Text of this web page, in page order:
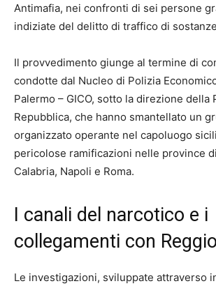
Antimafia, nei confronti di sei persone
indiziate del delitto di traffico di
Il provvedimento giunge al termine di
condotte dal Nucleo di Polizia
Palermo – GICO, sotto la direzione della
Repubblica, che hanno smantellato un
organizzato operante nel capoluogo
pericolose ramificazioni nelle province
Calabria, Napoli e Roma.
I canali del narcotico e i
collegamenti con
Le investigazioni, sviluppate attraverso